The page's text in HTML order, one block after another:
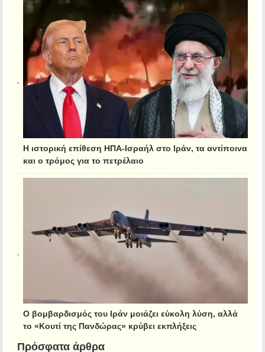
Η ιστορική επίθεση ΗΠΑ-Ισραήλ στο Ιράν, τα αντίποινα
και ο τρόμος για το πετρέλαιο
Ο βομβαρδισμός του Ιράν μοιάζει εύκολη λύση, αλλά
το «Κουτί της Πανδώρας» κρύβει εκπλήξεις
Πρόσφατα άρθρα